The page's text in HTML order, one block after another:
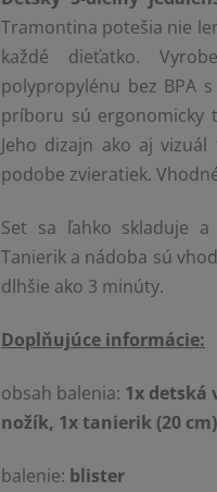
Tramontina potešia nie
každé dieťatko.
polypropylénu bez BPA
príboru sú ergonomicky
Jeho dizajn ako aj
podobe zvieratiek.
Set sa ľahko skladuje a
Tanierik a nádoba sú
dlhšie ako 3 minúty.
Doplňujúce informácie:
obsah balenia: 1x detská
nožík, 1x tanierik (20
balenie: blister